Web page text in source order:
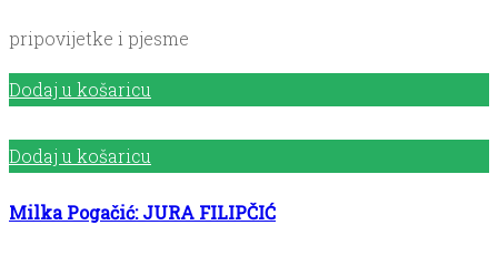
pripovijetke i pjesme
Dodaj u košaricu
Dodaj u košaricu
Milka Pogačić: JURA FILIPČIĆ